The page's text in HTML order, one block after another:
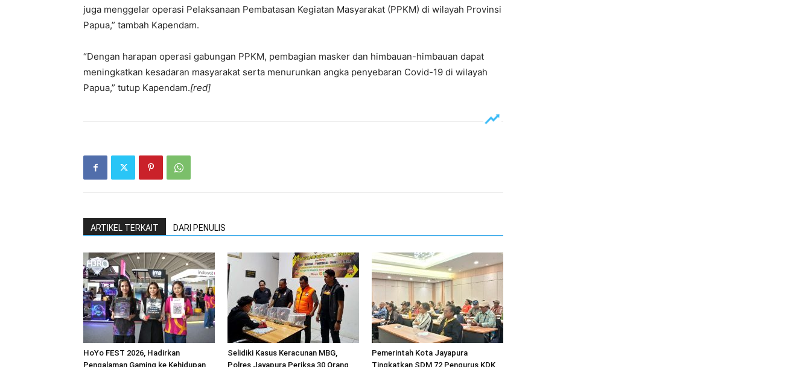
juga menggelar operasi Pelaksanaan Pembatasan Kegiatan Masyarakat (PPKM) di wilayah Provinsi
Papua,” tambah Kapendam.
“Dengan harapan operasi gabungan PPKM, pembagian masker dan himbauan-himbauan dapat
meningkatkan kesadaran masyarakat serta menurunkan angka penyebaran Covid-19 di wilayah
Papua,” tutup Kapendam.[red]
ARTIKEL TERKAIT DARI PENULIS
HoYo FEST 2026, Hadirkan
Pengalaman Gaming ke Kehidupan
Selidiki Kasus Keracunan MBG,
Polres Jayapura Periksa 30 Orang
Pemerintah Kota Jayapura
Tingkatkan SDM 72 Pengurus KDK